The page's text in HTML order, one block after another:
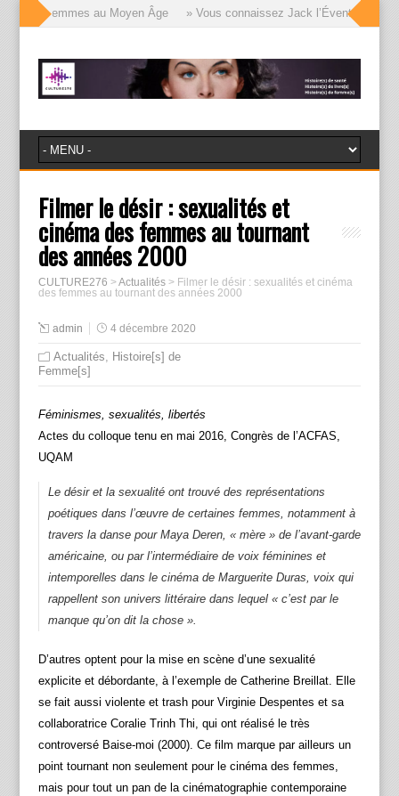
des femmes au Moyen Âge » Vous connaissez Jack l’Éventreur,
Filmer le désir : sexualités et
cinéma des femmes au tournant
des années 2000
CULTURE276 >Actualités> Filmer le désir : sexualités et cinéma
des femmes au tournant des années 2000
admin 4 décembre 2020
Actualités, Histoire[s] de
Femme[s]
Féminismes, sexualités, libertés
Actes du colloque tenu en mai 2016, Congrès de l’ACFAS,
UQAM
Le désir et la sexualité ont trouvé des représentations
poétiques dans l’œuvre de certaines femmes, notamment à
travers la danse pour Maya Deren, « mère » de l’avant-garde
américaine, ou par l’intermédiaire de voix féminines et
intemporelles dans le cinéma de Marguerite Duras, voix qui
rappellent son univers littéraire dans lequel « c’est par le
manque qu’on dit la chose ».
D’autres optent pour la mise en scène d’une sexualité
explicite et débordante, à l’exemple de Catherine Breillat. Elle
se fait aussi violente et trash pour Virginie Despentes et sa
collaboratrice Coralie Trinh Thi, qui ont réalisé le très
controversé Baise-moi (2000). Ce film marque par ailleurs un
point tournant non seulement pour le cinéma des femmes,
mais pour tout un pan de la cinématographie contemporaine